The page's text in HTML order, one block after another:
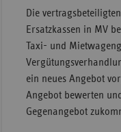
Die
Ersatzkassen in MV
Taxi- und
ein neues Angebot
Angebot bewerten
Gegenangebot